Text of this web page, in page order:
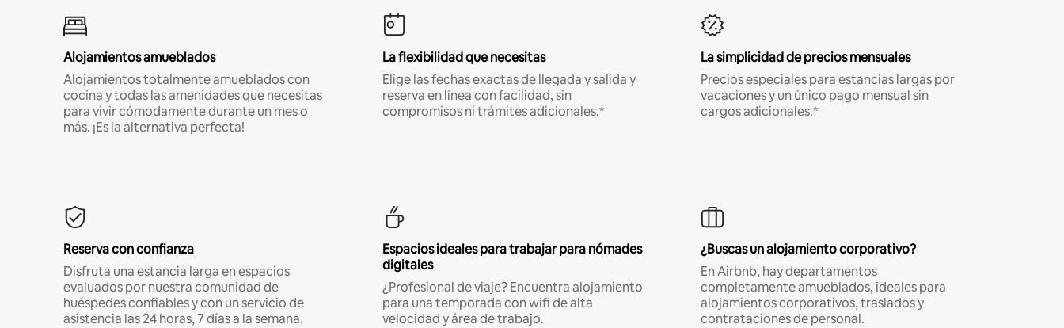
Alojamientos amueblados
Alojamientos totalmente amueblados con
cocina y todas las amenidades que necesitas
para vivir cómodamente durante un mes o
más. ¡Es la alternativa perfecta!
La flexibilidad que necesitas
Elige las fechas exactas de llegada y salida y
reserva en línea con facilidad, sin
compromisos ni trámites adicionales.*
La simplicidad de precios mensuales
Precios especiales para estancias largas por
vacaciones y un único pago mensual sin
cargos adicionales.*
Reserva con confianza
Disfruta una estancia larga en espacios
evaluados por nuestra comunidad de
huéspedes confiables y con un servicio de
asistencia las 24 horas, 7 días a la semana.
Espacios ideales para trabajar para nómades
digitales
¿Profesional de viaje? Encuentra alojamiento
para una temporada con wifi de alta
velocidad y área de trabajo.
¿Buscas un alojamiento corporativo?
En Airbnb, hay departamentos
completamente amueblados, ideales para
alojamientos corporativos, traslados y
contrataciones de personal.